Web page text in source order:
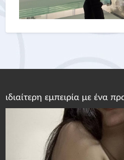
ιδιαίτερη εμπειρία με ένα